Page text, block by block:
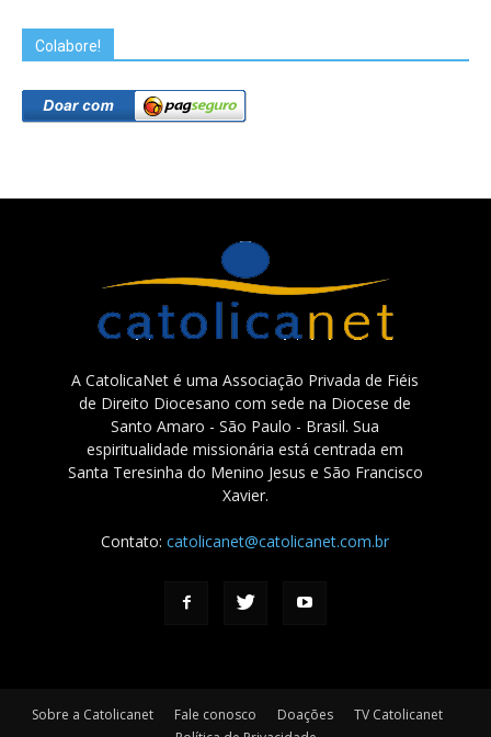
Colabore!
A CatolicaNet é uma Associação Privada de Fiéis
de Direito Diocesano com sede na Diocese de
Santo Amaro - São Paulo - Brasil. Sua
espiritualidade missionária está centrada em
Santa Teresinha do Menino Jesus e São Francisco
Xavier.
Contato:catolicanet@catolicanet.com.br
Sobre a Catolicanet Fale conosco Doações
TV Catolicanet